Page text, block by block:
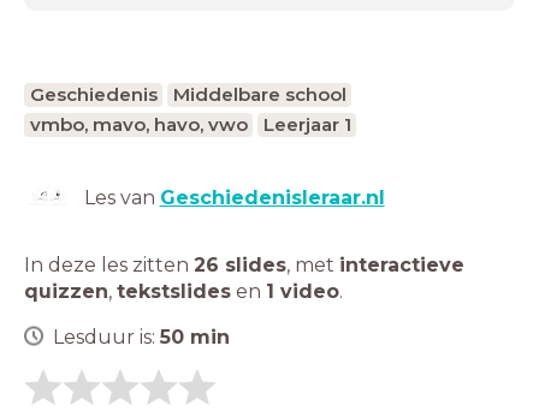
Geschiedenis
Middelbare school
vmbo, mavo, havo, vwo
Leerjaar 1
Les van Geschiedenisleraar.nl
In deze les zitten 26 slides, met interactieve
quizzen, tekstslides en 1 video.
Lesduur is: 50 min